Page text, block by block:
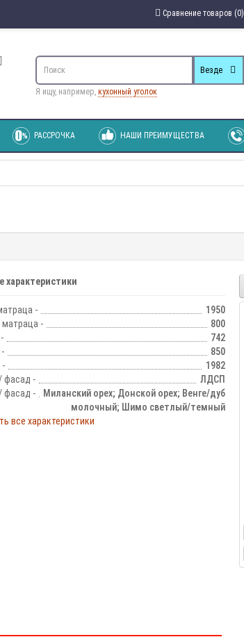
Сравнение товаров (0)
Везде
Я ищу, например, кухонный уголок
РАССРОЧКА НАШИ ПРЕИМУЩЕСТВА
характеристики
-
1950
матраца -
800
742
850
-
1982
фасад -
ЛДСП
фасад -
Миланский орех; Донской орех; Венге/дуб
молочный; Шимо светлый/темный
все характеристики